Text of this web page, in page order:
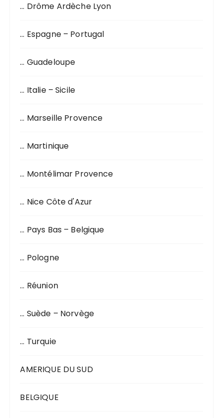
… Drôme Ardèche Lyon
… Espagne – Portugal
… Guadeloupe
… Italie – Sicile
… Marseille Provence
… Martinique
… Montélimar Provence
… Nice Côte d'Azur
… Pays Bas – Belgique
… Pologne
… Réunion
… Suède – Norvège
… Turquie
AMERIQUE DU SUD
BELGIQUE